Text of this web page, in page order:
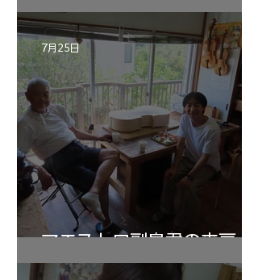
マエストロ副島君の来房
7月25日